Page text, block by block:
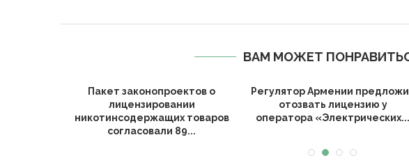
ВАМ МОЖЕТ
Пакет законопроектов о
лицензировании
никотинсодержащих товаров
согласовали 89...
Регулятор Армении
отозвать лицензию у
оператора «Электрических...